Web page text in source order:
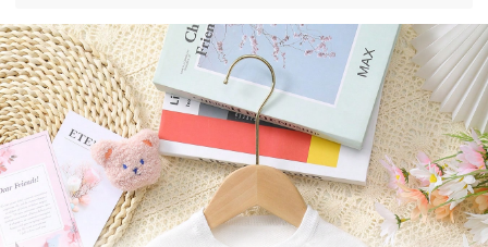
4,94 17K Follower